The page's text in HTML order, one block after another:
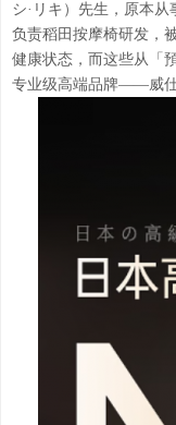
シ·リキ）先生，原本
负责稻田按摩椅研发，
健康状态，而这些从「
专业级高端品牌——威仕